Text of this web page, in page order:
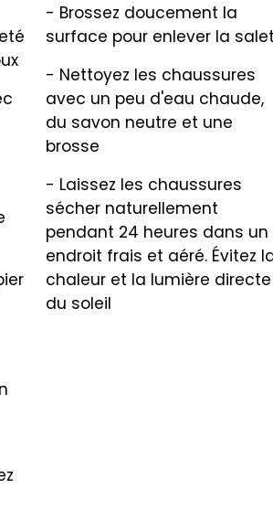
- Brossez doucement la
surface pour enlever la
- Nettoyez les chaussures
avec un peu d'eau chaude,
du savon neutre et une
brosse
- Laissez les chaussures
sécher naturellement
pendant 24 heures dans un
endroit frais et aéré. Évitez
chaleur et la lumière directe
du soleil